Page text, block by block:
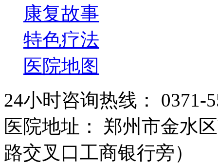
康复故事
特色疗法
医院地图
24小时咨询热线： 0371-
医院地址： 郑州市金水
路交叉口工商银行旁）